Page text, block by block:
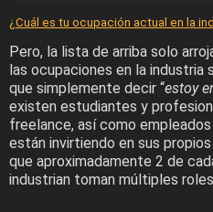
¿Cuál es tu ocupación actual en la
Pero, la lista de arriba solo
las ocupaciones en la industria
que simplemente decir “estoy
existen estudiantes y
freelance, así como
están invirtiendo en sus
que aproximadamente 2 de
industrian toman múltiples